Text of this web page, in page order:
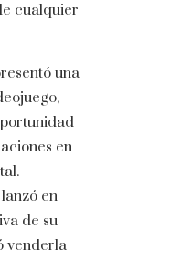
cualquier
una
en
en
de su
venderla